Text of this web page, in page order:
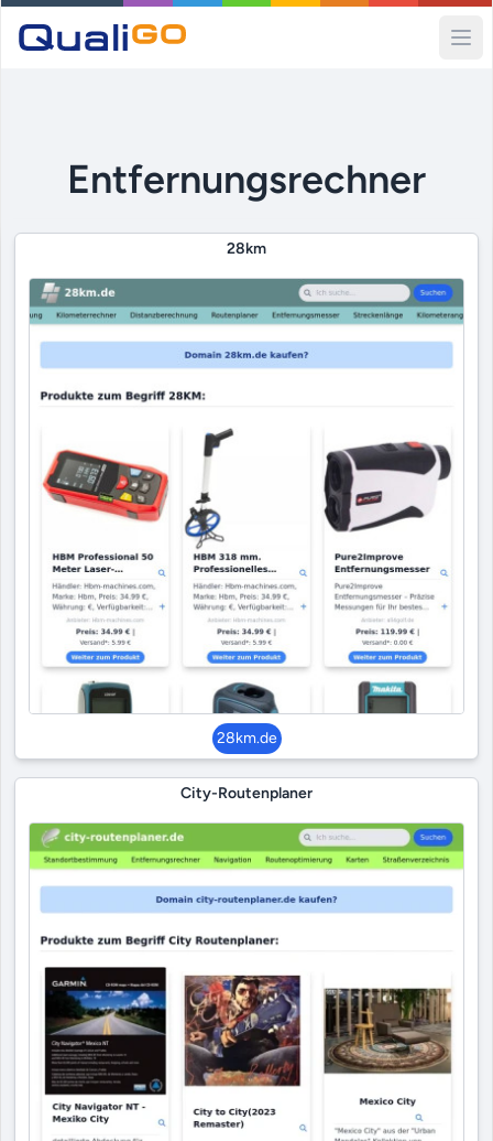
Entfernungsrechner
28km
28km.de
City-Routenplaner